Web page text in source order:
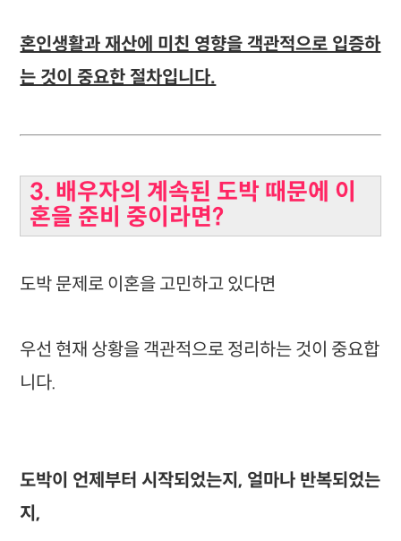
혼인생활과 재산에 미친 영향을 객관적으로 입증하
는 것이 중요한 절차입니다.
3. 배우자의 계속된 도박 때문에 이
혼을 준비 중이라면?
도박 문제로 이혼을 고민하고 있다면
우선 현재 상황을 객관적으로 정리하는 것이 중요합
니다.
도박이 언제부터 시작되었는지, 얼마나 반복되었는
지,